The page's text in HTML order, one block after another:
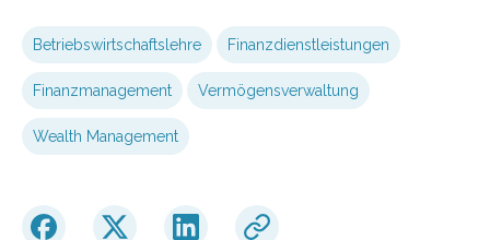
Betriebswirtschaftslehre Finanzdienstleistungen
Finanzmanagement Vermögensverwaltung
Wealth Management